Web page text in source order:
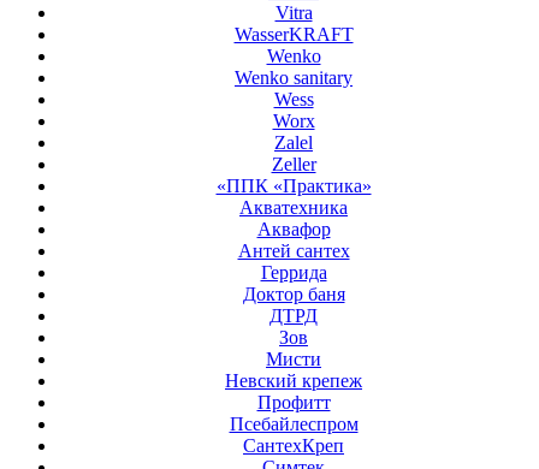
Vitra
WasserKRAFT
Wenko
Wenko sanitary
Wess
Worx
Zalel
Zeller
«ППК «Практика»
Акватехника
Аквафор
Антей сантех
Геррида
Доктор баня
ДТРД
Зов
Мисти
Невский крепеж
Профитт
Псебайлеспром
СантехКреп